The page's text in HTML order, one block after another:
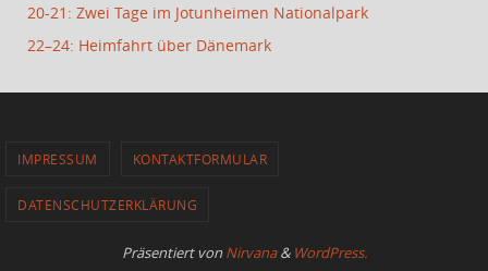
20-21: Zwei Tage im Jotunheimen Nationalpark
22–24: Heimfahrt über Dänemark
IMPRESSUM KONTAKTFORMULAR
DATENSCHUTZERKLÄRUNG
Präsentiert vonNirvana& WordPress.